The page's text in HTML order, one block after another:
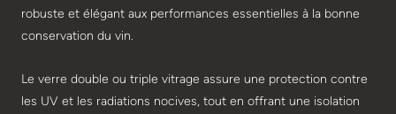
robuste et élégant aux performances essentielles à la bonne
conservation du vin.
Le verre double ou triple vitrage assure une protection contre
les UV et les radiations nocives, tout en offrant une isolation